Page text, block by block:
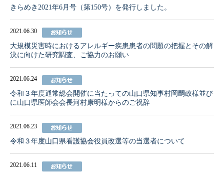
きらめき2021年6月号（第150号）を発行しました。
2021.06.30
大規模災害時におけるアレルギー疾患患者の問題の把握とその解
決に向けた研究調査、ご協力のお願い
2021.06.24
令和３年度通常総会開催に当たっての山口県知事村岡嗣政様並び
に山口県医師会会長河村康明様からのご祝辞
2021.06.23
令和３年度山口県看護協会役員改選等の当選者について
2021.06.11